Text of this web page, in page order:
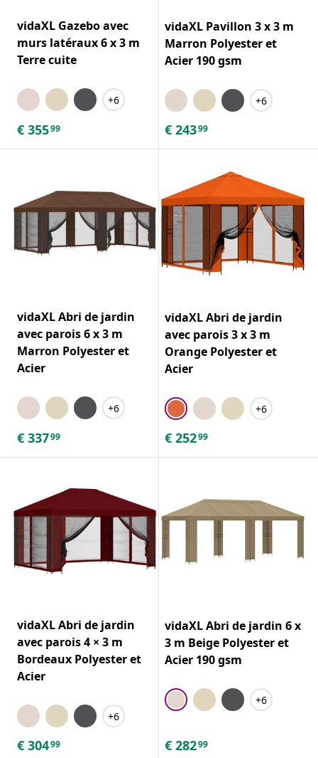
vidaXL Gazebo avec
murs latéraux 6 x 3 m
Terre cuite
+6
€ 35599
vidaXL Pavillon 3 x 3 m
Marron Polyester et
Acier 190 gsm
+6
€ 24399
vidaXL Abri de jardin
avec parois 6 x 3 m
Marron Polyester et
Acier
+6
€ 33799
vidaXL Abri de jardin
avec parois 3 x 3 m
Orange Polyester et
Acier
+6
€ 25299
vidaXL Abri de jardin
avec parois 4 × 3 m
Bordeaux Polyester et
Acier
+6
€ 30499
vidaXL Abri de jardin 6 x
3 m Beige Polyester et
Acier 190 gsm
+6
€ 28299